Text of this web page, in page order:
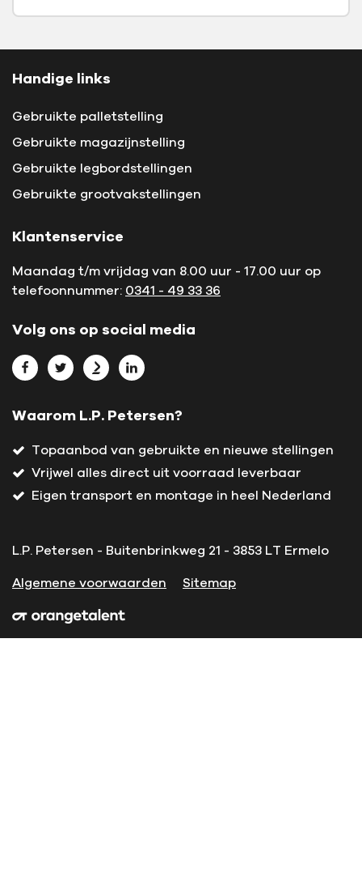
Handige links
Gebruikte palletstelling
Gebruikte magazijnstelling
Gebruikte legbordstellingen
Gebruikte grootvakstellingen
Klantenservice
Maandag t/m vrijdag van 8.00 uur - 17.00 uur op
telefoonnummer: 0341 - 49 33 36
Volg ons op social media
Bekijk L.P. Petersen op Facebook
Bekijk L.P. Petersen op Twitter
Bekijk L.P. Petersen op Marktplaats
Bekijk L.P. Petersen op LinkedIn
Waarom L.P. Petersen?
Topaanbod van gebruikte en nieuwe stellingen
Vrijwel alles direct uit voorraad leverbaar
Eigen transport en montage in heel Nederland
L.P. Petersen - Buitenbrinkweg 21 - 3853 LT Ermelo
Algemene voorwaarden Sitemap